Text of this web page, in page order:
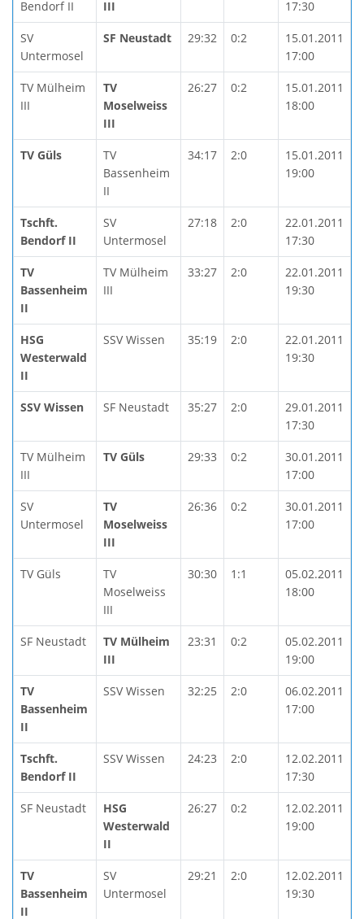
Bendorf II III 17:30
SV
Untermosel
SF Neustadt 29:32 0:2
15.01.2011
17:00
TV Mülheim
III
TV
Moselweiss
III
26:27 0:2
15.01.2011
18:00
TV Güls
TV
Bassenheim
II
34:17 2:0
15.01.2011
19:00
Tschft.
Bendorf II
SV
Untermosel
27:18 2:0
22.01.2011
17:30
TV
Bassenheim
II
TV Mülheim
III
33:27 2:0
22.01.2011
19:30
HSG
Westerwald
II
SSV Wissen 35:19 2:0
22.01.2011
19:30
SSV Wissen SF Neustadt 35:27 2:0
29.01.2011
17:30
TV Mülheim
III
TV Güls 29:33 0:2
30.01.2011
17:00
SV
Untermosel
TV
Moselweiss
III
26:36 0:2
30.01.2011
17:00
TV Güls
TV
Moselweiss
III
30:30 1:1
05.02.2011
18:00
SF Neustadt
TV Mülheim
III
23:31 0:2
05.02.2011
19:00
TV
Bassenheim
II
SSV Wissen 32:25 2:0
06.02.2011
17:00
Tschft.
Bendorf II
SSV Wissen 24:23 2:0
12.02.2011
17:30
SF Neustadt
HSG
Westerwald
II
26:27 0:2
12.02.2011
19:00
TV
Bassenheim
II
SV
Untermosel
29:21 2:0
12.02.2011
19:30